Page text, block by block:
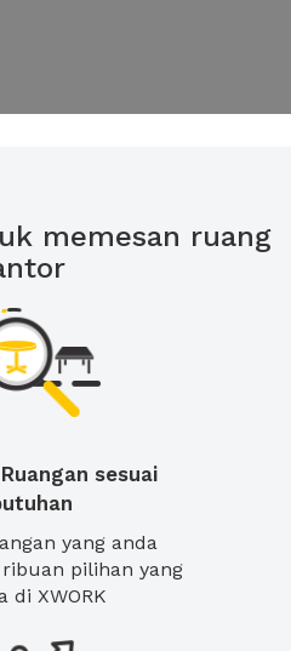
memesan ruang
sesuai
yang anda
pilihan yang
di XWORK